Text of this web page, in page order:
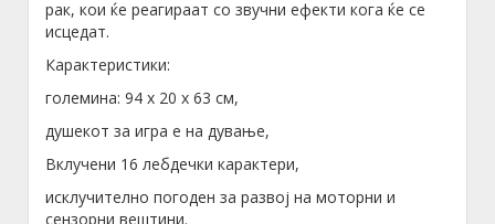
рак, кои ќе реагираат со звучни ефекти кога ќе се
исцедат.
Карактеристики:
големина: 94 x 20 x 63 см,
душекот за игра е на дување,
Вклучени 16 лебдечки карактери,
исклучително погоден за развој на моторни и
сензорни вештини.